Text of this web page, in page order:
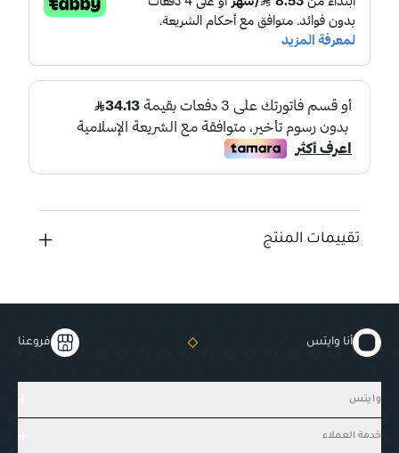
تقييمات المنتج
أنا وايتس فروعنا
وايتس
خدمة العملاء